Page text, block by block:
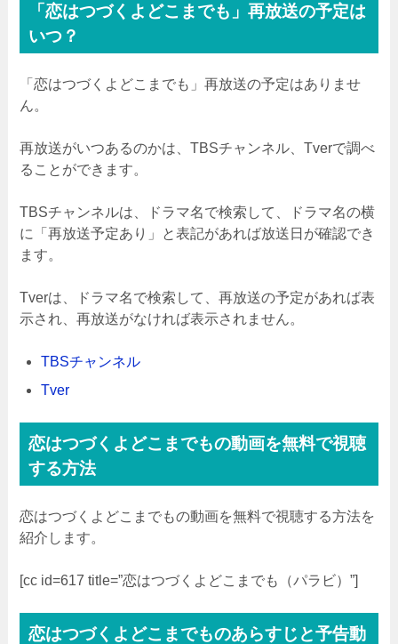
「恋はつづくよどこまでも」再放送の予定は
いつ？
「恋はつづくよどこまでも」再放送の予定はありませ
ん。
再放送がいつあるのかは、TBSチャンネル、Tverで調べ
ることができます。
TBSチャンネルは、ドラマ名で検索して、ドラマ名の横
に「再放送予定あり」と表記があれば放送日が確認でき
ます。
Tverは、ドラマ名で検索して、再放送の予定があれば表
示され、再放送がなければ表示されません。
TBSチャンネル
Tver
恋はつづくよどこまでもの動画を無料で視聴
する方法
恋はつづくよどこまでもの動画を無料で視聴する方法を
紹介します。
[cc id=617 title=”恋はつづくよどこまでも（パラビ）”]
恋はつづくよどこまでものあらすじと予告動